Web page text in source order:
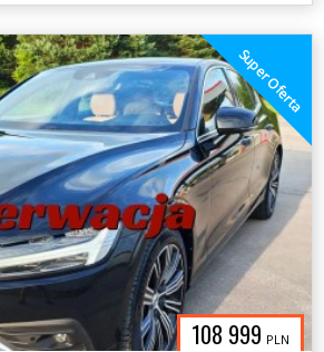
108 999 PLN
Super Oferta